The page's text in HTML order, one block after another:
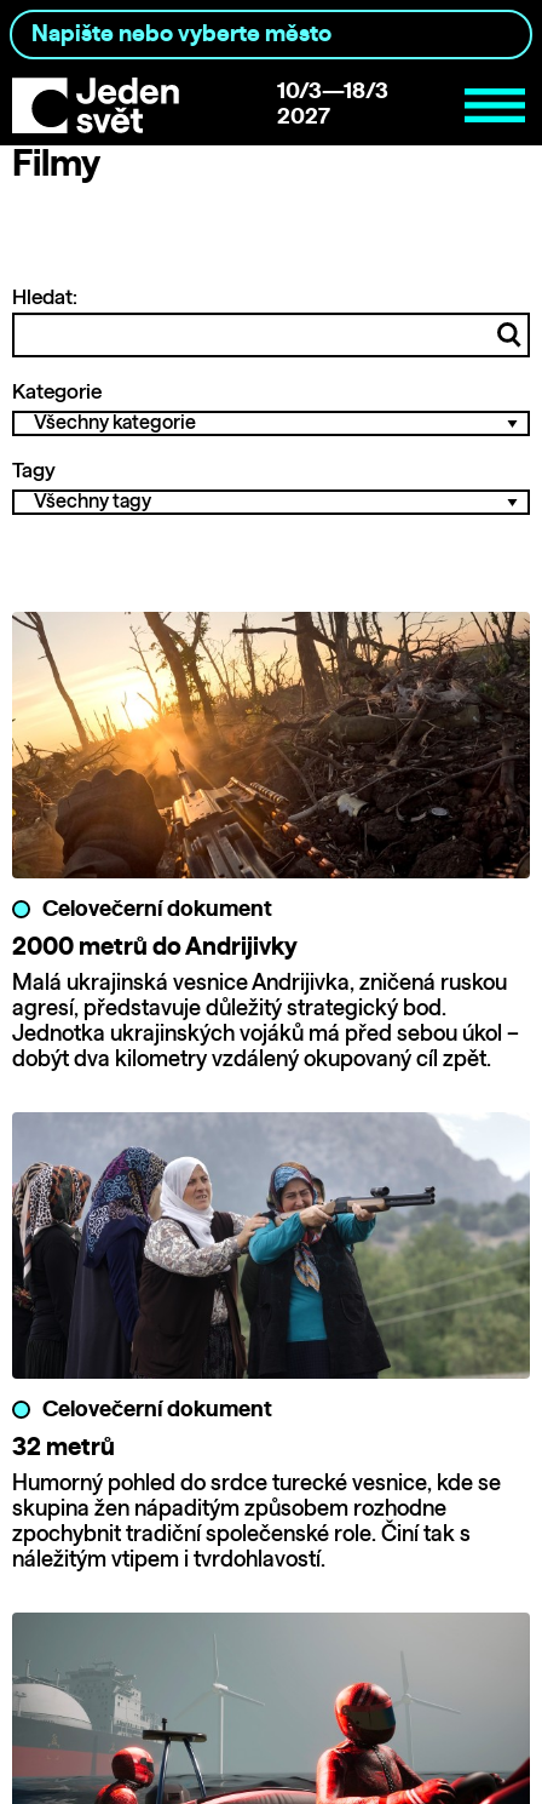
10/3—18/3
2027
Filmy
Hledat:
Kategorie
Tagy
Celovečerní dokument
2000 metrů do Andrijivky
Malá ukrajinská vesnice Andrijivka, zničená ruskou
agresí, představuje důležitý strategický bod.
Jednotka ukrajinských vojáků má před sebou úkol –
dobýt dva kilometry vzdálený okupovaný cíl zpět.
Celovečerní dokument
32 metrů
Humorný pohled do srdce turecké vesnice, kde se
skupina žen nápaditým způsobem rozhodne
zpochybnit tradiční společenské role. Činí tak s
náležitým vtipem i tvrdohlavostí.